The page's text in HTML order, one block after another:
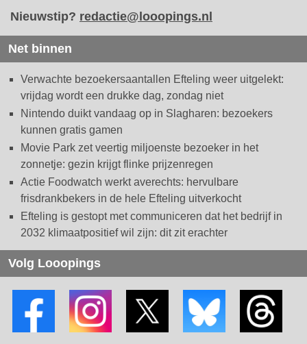
Nieuwstip? redactie@looopings.nl
Net binnen
Verwachte bezoekersaantallen Efteling weer uitgelekt:
vrijdag wordt een drukke dag, zondag niet
Nintendo duikt vandaag op in Slagharen: bezoekers
kunnen gratis gamen
Movie Park zet veertig miljoenste bezoeker in het
zonnetje: gezin krijgt flinke prijzenregen
Actie Foodwatch werkt averechts: hervulbare
frisdrankbekers in de hele Efteling uitverkocht
Efteling is gestopt met communiceren dat het bedrijf in
2032 klimaatpositief wil zijn: dit zit erachter
Volg Looopings